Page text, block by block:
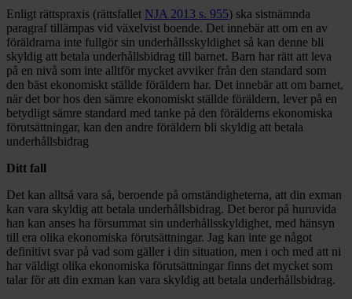
Enligt rättspraxis (rättsfallet NJA 2013 s. 955) ska sistnämnda
paragraf tillämpas vid växelvist boende. Det innebär att om en av
föräldrarna inte fullgör sin underhållsskyldighet så kan denne bli
skyldig att betala underhållsbidrag till barnet. Barn har rätt att leva
på en nivå som inte alltför mycket avviker från den standard som
den bäst ekonomiskt ställde föräldern har. Det innebär att om barnet,
när det bor hos den sämre ekonomiskt ställde föräldern, lever på en
betydligt sämre standard med tanke på den förälderns ekonomiska
förutsättningar, kan den andre föräldern bli skyldig att betala
underhållsbidrag
Ditt fall
Det kan alltså vara så, beroende på omständigheterna, att din exman
kan vara skyldig att betala underhållsbidrag. Det beror på huruvida
han kan anses ha försummat sin underhållsskyldighet, med hänsyn
till era olika ekonomiska förutsättningar. Jag kan inte ge något
definitivt svar på vad som gäller i din situation, men i och med att ni
har väldigt olika ekonomiska förutsättningar finns det mycket som
talar för att din exman kan vara skyldig att betala underhållsbidrag.